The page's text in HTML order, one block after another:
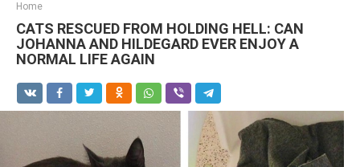
Home
CATS RESCUED FROM HOLDING HELL: CAN
JOHANNA AND HILDEGARD EVER ENJOY A
NORMAL LIFE AGAIN